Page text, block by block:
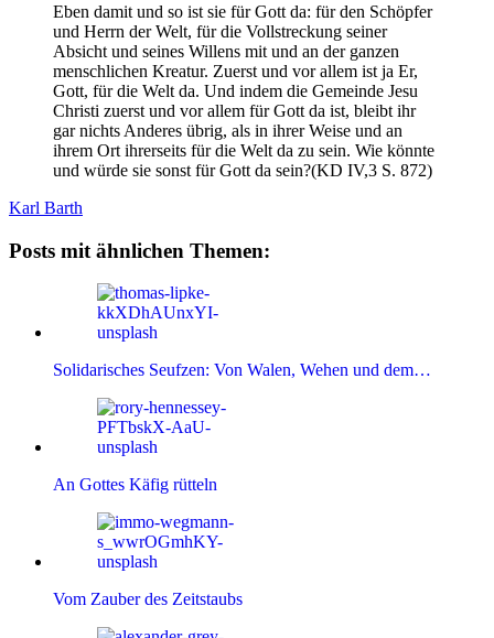
Eben damit und so ist sie für Gott da: für den Schöpfer
und Herrn der Welt, für die Vollstreckung seiner
Absicht und seines Willens mit und an der ganzen
menschlichen Kreatur. Zuerst und vor allem ist ja Er,
Gott, für die Welt da. Und indem die Gemeinde Jesu
Christi zuerst und vor allem für Gott da ist, bleibt ihr
gar nichts Anderes übrig, als in ihrer Weise und an
ihrem Ort ihrerseits für die Welt da zu sein. Wie könnte
und würde sie sonst für Gott da sein?(KD IV,3 S. 872)
Karl Barth
Posts mit ähnlichen Themen:
Solidarisches Seufzen: Von Walen, Wehen und dem…
An Gottes Käfig rütteln
Vom Zauber des Zeitstaubs